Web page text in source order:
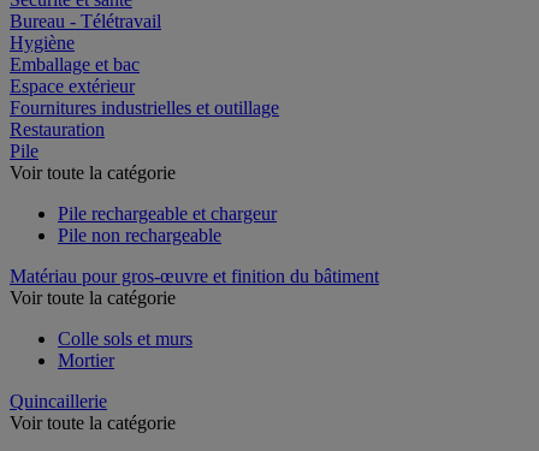
Bureau - Télétravail
Hygiène
Emballage et bac
Espace extérieur
Fournitures industrielles et outillage
Restauration
Pile
Voir toute la catégorie
Pile rechargeable et chargeur
Pile non rechargeable
Matériau pour gros-œuvre et finition du bâtiment
Voir toute la catégorie
Colle sols et murs
Mortier
Quincaillerie
Voir toute la catégorie